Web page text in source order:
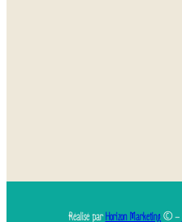
Réalisé parHorizon Marketing© –